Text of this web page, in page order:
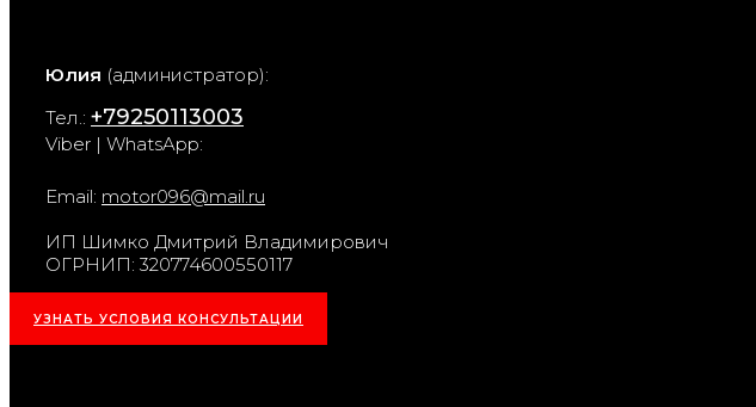
Юлия (администратор):
Тел.: +79250113003
Viber | WhatsApp:
Email: motor096@mail.ru
ИП Шимко Дмитрий Владимирович
ОГРНИП: 320774600550117
УЗНАТЬ УСЛОВИЯ КОНСУЛЬТАЦИИ